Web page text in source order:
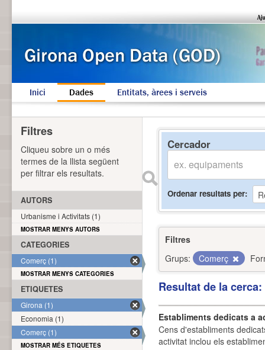
Inici Dades Entitats, àrees i serveis
Cercador
Ordenar resultats per
Filtres
Grups:
Comerç
Resultat de la
Establiments dedicats a
Cens d'establiments
activitat inclou els
Filtres
Cliqueu sobre un o més
termes de la llista següent
per filtrar els resultats.
AUTORS
Urbanisme i Activitats (1)
MOSTRAR MENYS AUTORS
CATEGORIES
Comerç (1)
MOSTRAR MENYS CATEGORIES
ETIQUETES
Girona (1)
Economia (1)
Comerç (1)
MOSTRAR MÉS ETIQUETES